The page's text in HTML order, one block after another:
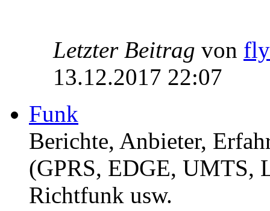
Letzter Beitrag von
13.12.2017 22:07
Funk
Berichte, Anbieter,
(GPRS, EDGE,
Richtfunk usw.